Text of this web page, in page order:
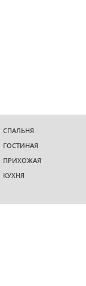
СПАЛЬНЯ
ГОСТИНАЯ
ПРИХОЖАЯ
КУХНЯ